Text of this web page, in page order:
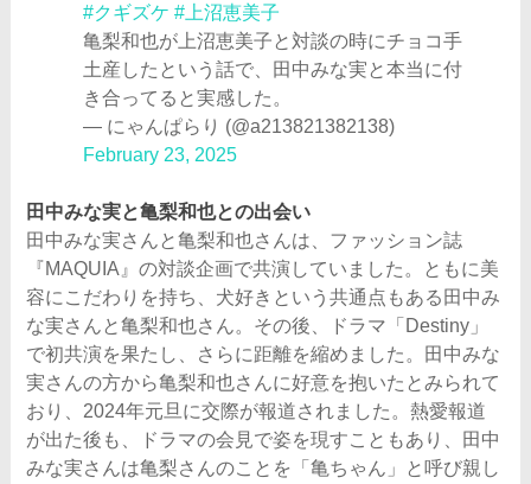
#クギズケ #上沼恵美子
亀梨和也が上沼恵美子と対談の時にチョコ手
土産したという話で、田中みな実と本当に付
き合ってると実感した。
— にゃんぱらり (@a213821382138)
February 23, 2025
田中みな実と亀梨和也との出会い
田中みな実さんと亀梨和也さんは、ファッション誌
『MAQUIA』の対談企画で共演していました。ともに美
容にこだわりを持ち、犬好きという共通点もある田中み
な実さんと亀梨和也さん。その後、ドラマ「Destiny」
で初共演を果たし、さらに距離を縮めました。田中みな
実さんの方から亀梨和也さんに好意を抱いたとみられて
おり、2024年元旦に交際が報道されました。熱愛報道
が出た後も、ドラマの会見で姿を現すこともあり、田中
みな実さんは亀梨さんのことを「亀ちゃん」と呼び親し